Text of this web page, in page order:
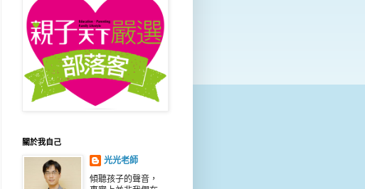
關於我自己
光光老師
傾聽孩子的聲音，